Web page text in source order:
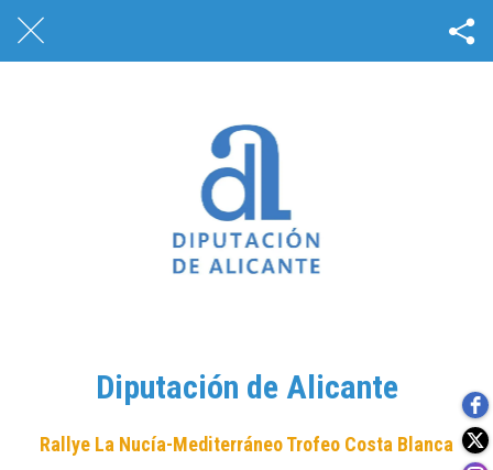
Diputación de Alicante
Rallye La Nucía-Mediterráneo Trofeo Costa Blanca